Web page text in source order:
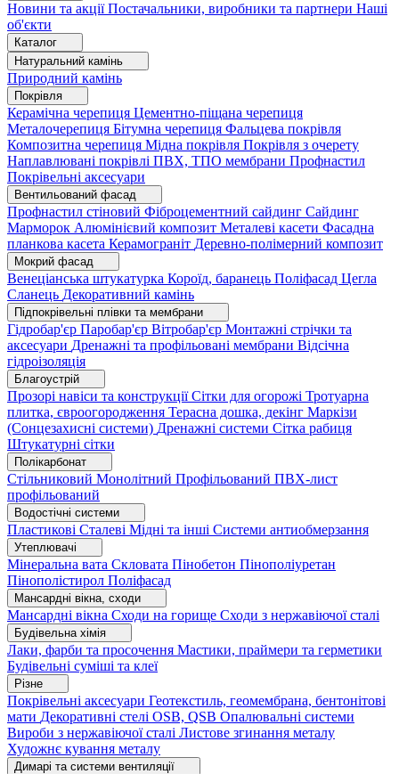
Новини та акціїПостачальники, виробники та партнери Наші
об'єкти
Каталог
Натуральний камінь
Природний камінь
Покрівля
Керамічна черепиця Цементно-піщана черепиця
Металочерепиця Бітумна черепиця Фальцева покрівля
Композитна черепиця Мідна покрівля Покрівля з очерету
Наплавлювані покрівлі ПВХ, ТПО мембрани Профнастил
Покрівельні аксесуари
Вентильований фасад
Профнастил стіновий Фіброцементний сайдинг Сайдинг
Марморок Алюмінієвий композит Металеві касети Фасадна
планкова касета Керамограніт Деревно-полімерний композит
Мокрий фасад
Венеціанська штукатурка Короїд, баранець Поліфасад Цегла
Сланець Декоративний камінь
Підпокрівельні плівки та мембрани
Гідробар'єр Паробар'єр Вітробар'єр Монтажні стрічки та
аксесуари Дренажні та профільовані мембрани Відсічна
гідроізоляція
Благоустрій
Прозорі навіси та конструкціїСітки для огорожі Тротуарна
плитка, євроогородження Терасна дошка, декінг Маркізи
(Сонцезахисні системи) Дренажні системи Сітка рабиця
Штукатурні сітки
Полікарбонат
Стільниковий Монолітний Профільований ПВХ-лист
профільований
Водостічні системи
Пластикові Сталеві Мідні та інші Системи антиобмерзання
Утеплювачі
Мінеральна вата Скловата Пінобетон Пінополіуретан
Пінополістирол Поліфасад
Мансардні вікна, сходи
Мансардні вікна Сходи на горище Сходи з нержавіючої сталі
Будівельна хімія
Лаки, фарби та просочення Мастики, праймери та герметики
Будівельні суміші та клеї
Різне
Покрівельні аксесуари Геотекстиль, геомембрана, бентонітові
мати Декоративні стелі OSB, QSB Опалювальні системи
Вироби з нержавіючої сталі Листове згинання металу
Художнє кування металу
Димарі та системи вентиляції